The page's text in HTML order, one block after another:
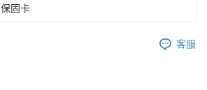
保固卡
客服